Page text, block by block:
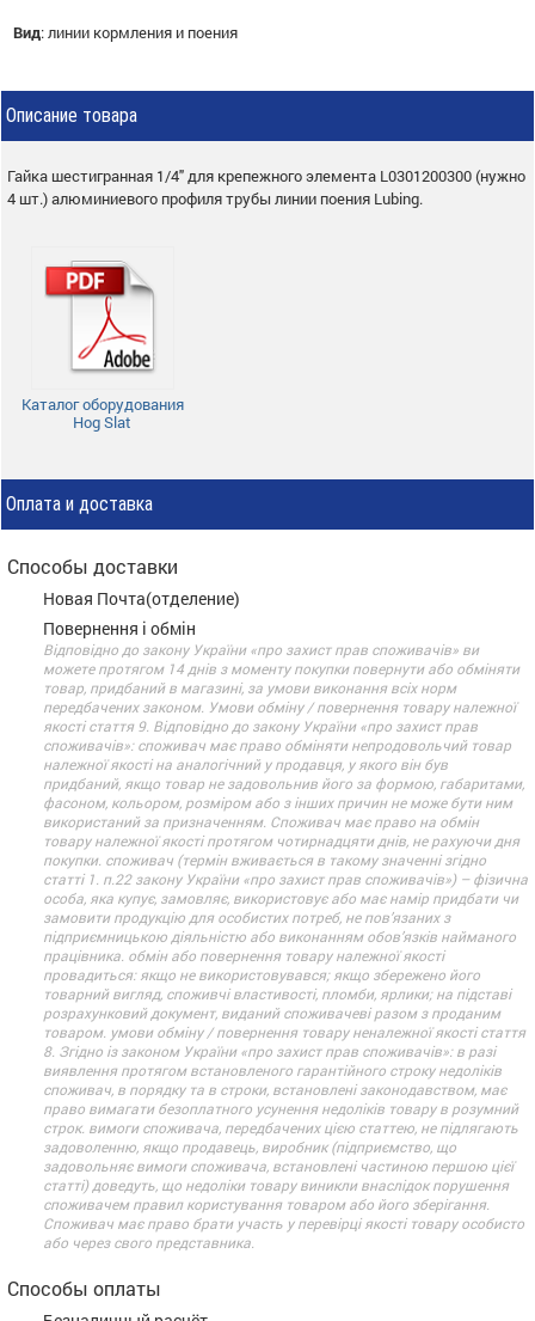
Вид: линии кормления и поения
Описание товара
Гайка шестигранная 1/4" для крепежного элемента L0301200300 (нужно
4 шт.)алюминиевого профиля трубы линии поения Lubing.
Каталог оборудования
Hog Slat
Оплата и доставка
Способы доставки
Новая Почта(отделение)
Повернення і обмін
Відповідно до закону України «про захист прав споживачів» ви
можете протягом 14 днів з моменту покупки повернути або обміняти
товар, придбаний в магазині, за умови виконання всіх норм
передбачених законом. Умови обміну / повернення товару належної
якості стаття 9. Відповідно до закону України «про захист прав
споживачів»: споживач має право обміняти непродовольчий товар
належної якості на аналогічний у продавця, у якого він був
придбаний, якщо товар не задовольнив його за формою, габаритами,
фасоном, кольором, розміром або з інших причин не може бути ним
використаний за призначенням. Споживач має право на обмін
товару належної якості протягом чотирнадцяти днів, не рахуючи дня
покупки. споживач (термін вживається в такому значенні згідно
статті 1. п.22 закону України «про захист прав споживачів») – фізична
особа, яка купує, замовляє, використовує або має намір придбати чи
замовити продукцію для особистих потреб, не пов’язаних з
підприємницькою діяльністю або виконанням обов’язків найманого
працівника. обмін або повернення товару належної якості
провадиться: якщо не використовувався; якщо збережено його
товарний вигляд, споживчі властивості, пломби, ярлики; на підставі
розрахунковий документ, виданий споживачеві разом з проданим
товаром. умови обміну / повернення товару неналежної якості стаття
8. Згідно із законом України «про захист прав споживачів»: в разі
виявлення протягом встановленого гарантійного строку недоліків
споживач, в порядку та в строки, встановлені законодавством, має
право вимагати безоплатного усунення недоліків товару в розумний
строк. вимоги споживача, передбачених цією статтею, не підлягають
задоволенню, якщо продавець, виробник (підприємство, що
задовольняє вимоги споживача, встановлені частиною першою цієї
статті) доведуть, що недоліки товару виникли внаслідок порушення
споживачем правил користування товаром або його зберігання.
Споживач має право брати участь у перевірці якості товару особисто
або через свого представника.
Способы оплаты